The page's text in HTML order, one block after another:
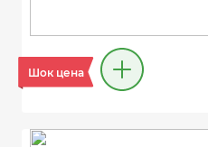
Шок цена